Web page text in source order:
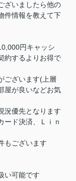
ざいましたら他の
件情報を教えて下
円キャッシ
約するよりお得で
ございます(上層
屋が良いなどお気
況優先となります
ド決済、Ｌｉｎ
もございます
い可能です